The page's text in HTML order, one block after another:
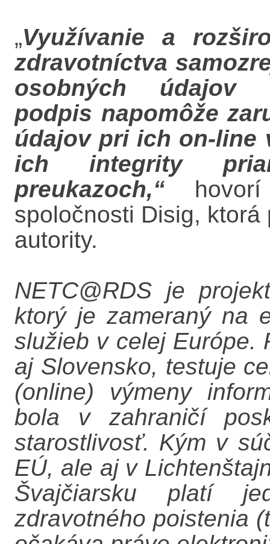
„Využívanie a
zdravotníctva
osobných údajov
podpis napomôže
údajov pri ich on-line
ich integrity
preukazoch,“ hovorí
spoločnosti Disig,
autority.
NETC@RDS je
ktorý je zameraný na
služieb v celej Európe.
aj Slovensko, testuje
(online) výmeny
bola v zahraničí
starostlivosť. Kým v
EÚ, ale aj v
Švajčiarsku platí
zdravotného poistenia